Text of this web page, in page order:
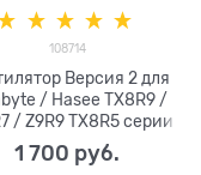
108714
Версия 2 для
/ Hasee TX8R9 /
/ Z9R9 TX8R5 серии
FQK5
DC12V 1A (4pin)
1 700 руб.